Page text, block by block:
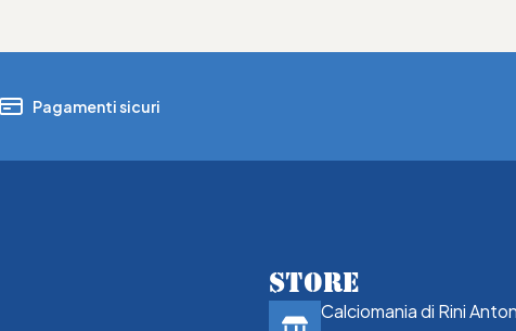
Pagamenti sicuri
STORE
Calciomania di Rini